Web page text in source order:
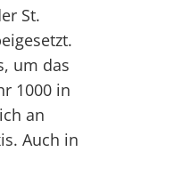
St.
um das
1000 in
an
Auch in